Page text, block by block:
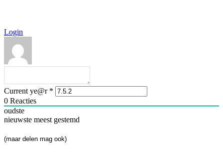
Login
Current ye@r *
0 Reacties
oudste
nieuwste meest gestemd
(maar delen mag ook)